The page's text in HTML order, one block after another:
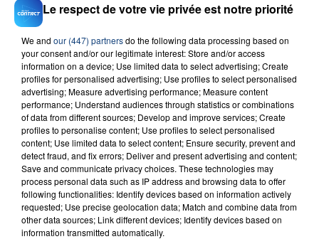
23 juillet 2026
INCENDIE MORTEL À LENS : UNE FEMME ET
SON BÉBÉ ENTRE LA VIE ET LA...
Un homme s'est immolé par le feu après avoir
aspergé sa compagne et leur bébé de trois mois
d'un liquide inflammable.
20 juillet 2026
UNE ADOLESCENTE DEVANT SE FAIRE
OPÉRER DE LA CHEVILLE RESSORT DE LA...
Le respect de votre vie privée est notre priorité
We and our (447) partnersdo the following data processing based on
your consent and/or our legitimate interest: Store and/or access
information on a device; Use limited data to select advertising; Create
profiles for personalised advertising; Use profiles to select personalised
advertising; Measure advertising performance; Measure content
performance; Understand audiences through statistics or combinations
of data from different sources; Develop and improve services; Create
profiles to personalise content; Use profiles to select personalised
content; Use limited data to select content; Ensure security, prevent and
detect fraud, and fix errors; Deliver and present advertising and content;
Save and communicate privacy choices. These technologies may
process personal data such as IP address and browsing data to offer
following functionalities: Identify devices based on information actively
requested; Use precise geolocation data; Match and combine data from
other data sources; Link different devices; Identify devices based on
information transmitted automatically.